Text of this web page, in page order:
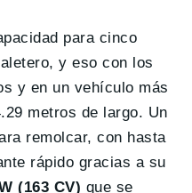
para cinco
y eso con los
y en un vehículo más
metros de largo. Un
remolcar, con hasta
rápido gracias a su
(163 CV) que se